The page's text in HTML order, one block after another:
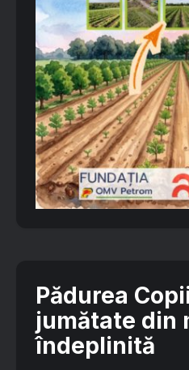
Pădurea
jumătate din
îndeplinită